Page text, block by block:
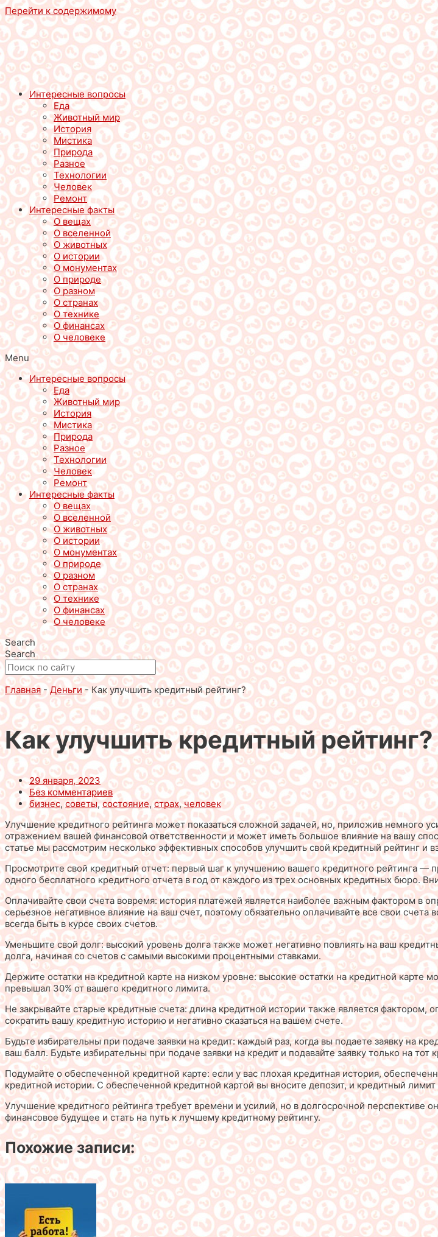
Перейти к содержимому
Интересные вопросы
Еда
Животный мир
История
Мистика
Природа
Разное
Технологии
Человек
Ремонт
Интересные факты
О вещах
О вселенной
О животных
О истории
О монументах
О природе
О разном
О странах
О технике
О финансах
О человеке
Menu
Интересные вопросы
Еда
Животный мир
История
Мистика
Природа
Разное
Технологии
Человек
Ремонт
Интересные факты
О вещах
О вселенной
О животных
О истории
О монументах
О природе
О разном
О странах
О технике
О финансах
О человеке
Search
Search
Главная-Деньги-Как улучшить кредитный рейтинг?
Как улучшить кредитный рейтинг?
29 января, 2023
Без комментариев
бизнес,советы,состояние,страх,человек
Улучшение кредитного рейтинга может показаться сложной задачей, но, приложив немного
отражением вашей финансовой ответственности и может иметь большое влияние на вашу
статье мы рассмотрим несколько эффективных способов улучшить свой кредитный рейтинг и
Просмотрите свой кредитный отчет: первый шаг к улучшению вашего кредитного рейтинга
одного бесплатного кредитного отчета в год от каждого из трех основных кредитных бюро.
Оплачивайте свои счета вовремя: история платежей является наиболее важным фактором в
серьезное негативное влияние на ваш счет, поэтому обязательно оплачивайте все свои
всегда быть в курсе своих счетов.
Уменьшите свой долг: высокий уровень долга также может негативно повлиять на ваш
долга, начиная со счетов с самыми высокими процентными ставками.
Держите остатки на кредитной карте на низком уровне: высокие остатки на кредитной
превышал 30% от вашего кредитного лимита.
Не закрывайте старые кредитные счета: длина кредитной истории также является
сократить вашу кредитную историю и негативно сказаться на вашем счете.
Будьте избирательны при подаче заявки на кредит: каждый раз, когда вы подаете заявку на
ваш балл. Будьте избирательны при подаче заявки на кредит и подавайте заявку только на тот
Подумайте о обеспеченной кредитной карте: если у вас плохая кредитная история,
кредитной истории. С обеспеченной кредитной картой вы вносите депозит, и кредитный
Улучшение кредитного рейтинга требует времени и усилий, но в долгосрочной перспективе
финансовое будущее и стать на путь к лучшему кредитному рейтингу.
Похожие записи: